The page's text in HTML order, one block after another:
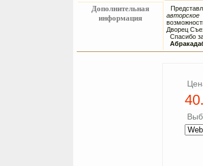
Дополнительная
информация
авторское
Дворец
Спасибо